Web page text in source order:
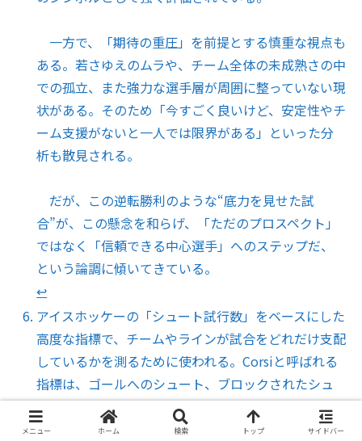
一方で、「期待の重圧」を前提とする慎重な視点も
ある。若さゆえのムラや、チーム全体の未成熟さの中
での孤立、また強力な選手層が周囲に整っていない現
状がある。そのため「今すごく良いけど、安定性やチ
ーム支援がないと一人では限界がある」といった分
析も散見される。
だが、この逆転勝利のような“底力を見せた試
合”が、この懸念を和らげ、「ただのプロスペクト」
ではなく「信頼できる中心選手」へのステップだ、
という論調に傾いてきている。
↩︎
アイスホッケーの「シュート試行数」をベースにした
高度な指標で、チームやラインが試合をどれだけ支配
しているかを測るために使われる。Corsiと呼ばれる
指標は、ゴールへのシュート、ブロックされたシュ
ート、ゴールを外れたシュートなど、攻撃側が放った
すべての「ショット試行」をまとめた数字。
メニュー ホーム 検索 トップ サイドバー